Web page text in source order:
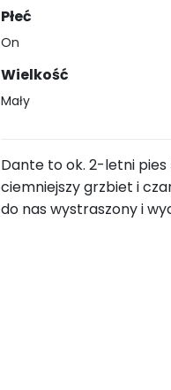
Płeć
On
Wielkość
Mały
Dante to ok. 2-letni pies
ciemniejszy grzbiet i
do nas wystraszony i